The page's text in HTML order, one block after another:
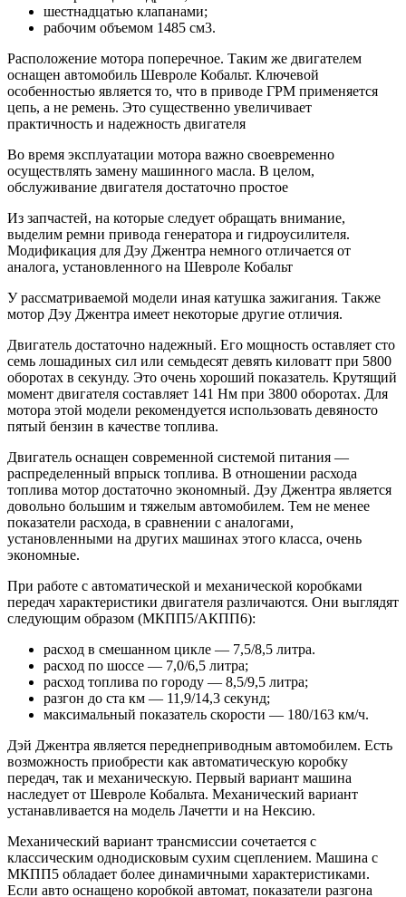
шестнадцатью клапанами;
рабочим объемом 1485 см3.
Расположение мотора поперечное. Таким же двигателем
оснащен автомобиль Шевроле Кобальт. Ключевой
особенностью является то, что в приводе ГРМ применяется
цепь, а не ремень. Это существенно увеличивает
практичность и надежность двигателя
Во время эксплуатации мотора важно своевременно
осуществлять замену машинного масла. В целом,
обслуживание двигателя достаточно простое
Из запчастей, на которые следует обращать внимание,
выделим ремни привода генератора и гидроусилителя.
Модификация для Дэу Джентра немного отличается от
аналога, установленного на Шевроле Кобальт
У рассматриваемой модели иная катушка зажигания. Также
мотор Дэу Джентра имеет некоторые другие отличия.
Двигатель достаточно надежный. Его мощность оставляет сто
семь лошадиных сил или семьдесят девять киловатт при 5800
оборотах в секунду. Это очень хороший показатель. Крутящий
момент двигателя составляет 141 Нм при 3800 оборотах. Для
мотора этой модели рекомендуется использовать девяносто
пятый бензин в качестве топлива.
Двигатель оснащен современной системой питания —
распределенный впрыск топлива. В отношении расхода
топлива мотор достаточно экономный. Дэу Джентра является
довольно большим и тяжелым автомобилем. Тем не менее
показатели расхода, в сравнении с аналогами,
установленными на других машинах этого класса, очень
экономные.
При работе с автоматической и механической коробками
передач характеристики двигателя различаются. Они выглядят
следующим образом (МКПП5/АКПП6):
расход в смешанном цикле — 7,5/8,5 литра.
расход по шоссе — 7,0/6,5 литра;
расход топлива по городу — 8,5/9,5 литра;
разгон до ста км — 11,9/14,3 секунд;
максимальный показатель скорости — 180/163 км/ч.
Дэй Джентра является переднеприводным автомобилем. Есть
возможность приобрести как автоматическую коробку
передач, так и механическую. Первый вариант машина
наследует от Шевроле Кобальта. Механический вариант
устанавливается на модель Лачетти и на Нексию.
Механический вариант трансмиссии сочетается с
классическим однодисковым сухим сцеплением. Машина с
МКПП5 обладает более динамичными характеристиками.
Если авто оснащено коробкой автомат, показатели разгона